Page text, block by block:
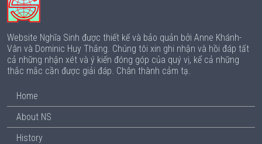
Website Nghĩa Sinh được thiết kế và bảo quản bởi Anne Khánh-
Vân và Dominic Huy Thắng. Chúng tôi xin ghi nhận và hồi đáp tất
cả những nhận xét và ý kiến đóng góp của quý vị, kể cả những
thắc mắc cần được giải đáp. Chân thành cảm tạ.
Home
About NS
History